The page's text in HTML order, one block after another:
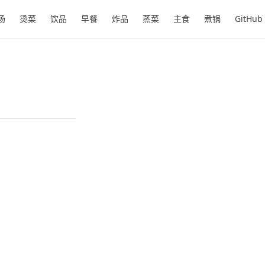
烫菜 饮品 早餐 炸品 蒸菜 主食 煮锅 GitHub